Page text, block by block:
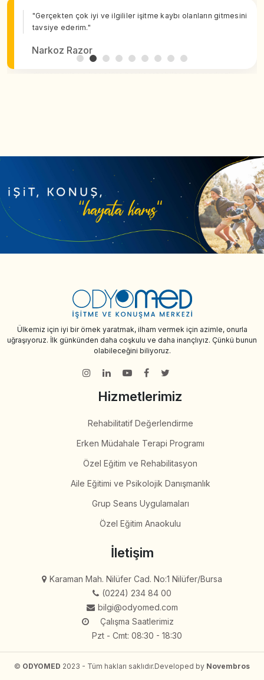
"Gerçekten çok iyi ve ilgililer işitme kaybı olanların gitmesini
tavsiye ederim."
Narkoz Razor
Ülkemiz için iyi bir örnek yaratmak, ilham vermek için azimle, onurla
uğraşıyoruz. İlk günkünden daha coşkulu ve daha inançlıyız. Çünkü bunun
olabileceğini biliyoruz.
Hizmetlerimiz
Rehabilitatif Değerlendirme
Erken Müdahale Terapi Programı
Özel Eğitim ve Rehabilitasyon
Aile Eğitimi ve Psikolojik Danışmanlık
Grup Seans Uygulamaları
Özel Eğitim Anaokulu
İletişim
Karaman Mah. Nilüfer Cad. No:1 Nilüfer/Bursa
(0224) 234 84 00
bilgi@odyomed.com
Çalışma Saatlerimiz
Pzt - Cmt: 08:30 - 18:30